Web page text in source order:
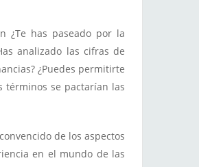
¿Te has paseado por la
analizado las cifras de
¿Puedes permitirte
términos se pactarían las
de los aspectos
en el mundo de las